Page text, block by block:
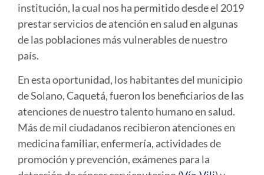
institución, la cual nos ha permitido desde el 2019
prestar servicios de atención en salud en algunas
de las poblaciones más vulnerables de nuestro
país.
En esta oportunidad, los habitantes del municipio
de Solano, Caquetá, fueron los beneficiarios de las
atenciones de nuestro talento humano en salud.
Más de mil ciudadanos recibieron atenciones en
medicina familiar, enfermería, actividades de
promoción y prevención, exámenes para la